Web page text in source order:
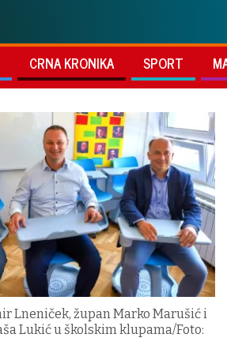
CRNA KRONIKA SPORT
Lneniček, župan Marko Marušić i
Lukić u školskim klupama/Foto: